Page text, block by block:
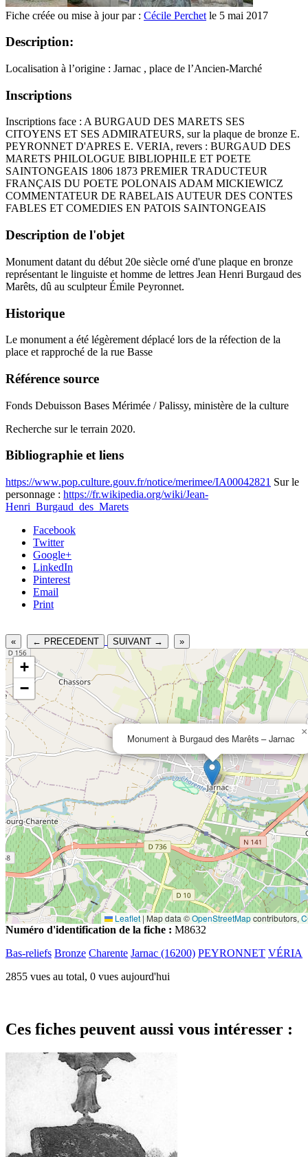
Fiche créée ou mise à jour par : Cécile Perchet le 5 mai 2017
Description:
Localisation à l’origine : Jarnac , place de l’Ancien-Marché
Inscriptions
Inscriptions face : A BURGAUD DES MARETS SES
CITOYENS ET SES ADMIRATEURS, sur la plaque de bronze E.
PEYRONNET D'APRES E. VERIA, revers : BURGAUD DES
MARETS PHILOLOGUE BIBLIOPHILE ET POETE
SAINTONGEAIS 1806 1873 PREMIER TRADUCTEUR
FRANÇAIS DU POETE POLONAIS ADAM MICKIEWICZ
COMMENTATEUR DE RABELAIS AUTEUR DES CONTES
FABLES ET COMEDIES EN PATOIS SAINTONGEAIS
Description de l'objet
Monument datant du début 20e siècle orné d'une plaque en bronze
représentant le linguiste et homme de lettres Jean Henri Burgaud des
Marêts, dû au sculpteur Émile Peyronnet.
Historique
Le monument a été légèrement déplacé lors de la réfection de la
place et rapproché de la rue Basse
Référence source
Fonds Debuisson Bases Mérimée / Palissy, ministère de la culture
Recherche sur le terrain 2020.
Bibliographie et liens
https://www.pop.culture.gouv.fr/notice/merimee/IA00042821 Sur le
personnage : https://fr.wikipedia.org/wiki/Jean-
Henri_Burgaud_des_Marets
Facebook
Twitter
Google+
LinkedIn
Pinterest
Email
Print
« ← PRECEDENT SUIVANT → »
Monument à Burgaud des Marêts – Jarnac
×
+
−
Leaflet | Map data ©OpenStreetMapcontributors,
Numéro d'identification de la fiche : M8632
Bas-reliefs Bronze Charente Jarnac (16200) PEYRONNET VÉRIA
2855 vues au total, 0 vues aujourd'hui
Ces fiches peuvent aussi vous intéresser :